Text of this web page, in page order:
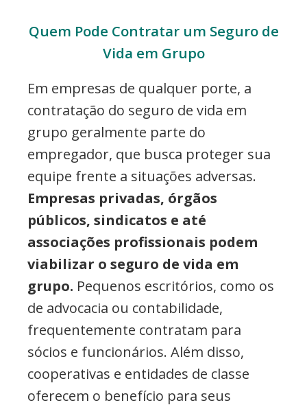
Quem Pode Contratar um Seguro de
Vida em Grupo
Em empresas de qualquer porte, a
contratação do seguro de vida em
grupo geralmente parte do
empregador, que busca proteger sua
equipe frente a situações adversas.
Empresas privadas, órgãos
públicos, sindicatos e até
associações profissionais podem
viabilizar o seguro de vida em
grupo. Pequenos escritórios, como os
de advocacia ou contabilidade,
frequentemente contratam para
sócios e funcionários. Além disso,
cooperativas e entidades de classe
oferecem o benefício para seus